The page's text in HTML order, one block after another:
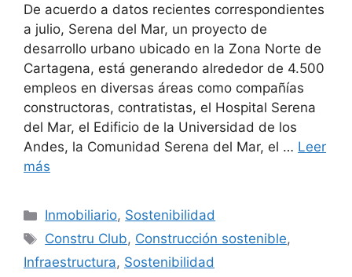
De acuerdo a datos recientes correspondientes
a julio, Serena del Mar, un proyecto de
desarrollo urbano ubicado en la Zona Norte de
Cartagena, está generando alrededor de 4.500
empleos en diversas áreas como compañías
constructoras, contratistas, el Hospital Serena
del Mar, el Edificio de la Universidad de los
Andes, la Comunidad Serena del Mar, el … Leer
más
Categorías
Inmobiliario, Sostenibilidad
Etiquetas
Constru Club, Construcción sostenible,
Infraestructura, Sostenibilidad